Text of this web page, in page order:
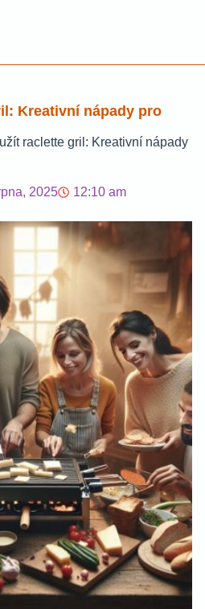
Kreativní nápady pro
raclette gril: Kreativní nápady
2025
12:10 am